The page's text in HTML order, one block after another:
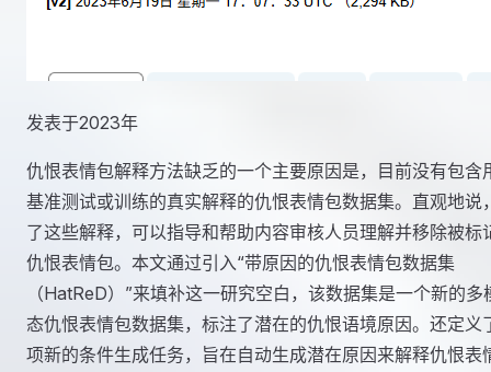
发表于2023年
仇恨表情包解释方法缺乏的一个主要原因是，目前没有包含
基准测试或训练的真实解释的仇恨表情包数据集。直观地说
了这些解释，可以指导和帮助内容审核人员理解并移除被标
仇恨表情包。本文通过引入“带原因的仇恨表情包数据集
（HatReD）”来填补这一研究空白，该数据集是一个新的多
态仇恨表情包数据集，标注了潜在的仇恨语境原因。还定义
项新的条件生成任务，旨在自动生成潜在原因来解释仇恨表